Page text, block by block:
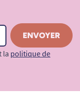
la politique de